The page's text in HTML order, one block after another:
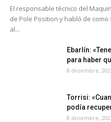
El responsable técnico del
de Pole Position y habló de
al...
Ebarlín:
para haber
8 diciembre,
Torrisi:
podía
8 diciembre,